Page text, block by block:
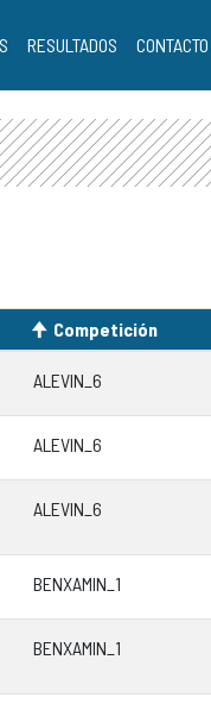
RESULTADOS CONTACTO
Competición
ALEVIN_6
ALEVIN_6
ALEVIN_6
BENXAMIN_1
BENXAMIN_1